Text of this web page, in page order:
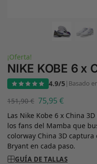
¡Oferta!
NIKE KOBE 6 x
4.9/5| Basado
151,90€ 75,95 €
Las Nike Kobe 6 x China
los fans del Mamba que
colorway China 3D
Bryant en cada paso.
GUÍA DE TALLAS